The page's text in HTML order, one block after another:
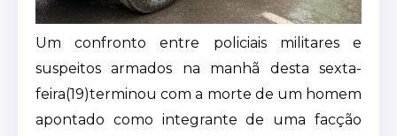
Um confronto entre policiais militares e
suspeitos armados na manhã desta sexta-
feira(19)terminou com a morte de um homem
apontado como integrante de uma facção